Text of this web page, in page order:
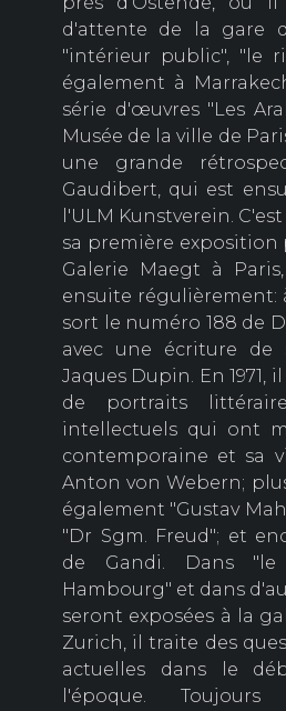
d'attente de la gare
"intérieur public", "le
également à
série d'œuvres "Les
Musée de la ville de
une grande
Gaudibert, qui est
l'ULM Kunstverein.
sa première exposition
Galerie Maegt à
ensuite régulièrement:
sort le numéro 188 de
avec une écriture de
Jaques Dupin. En 1971,
de portraits
intellectuels qui ont
contemporaine et sa
Anton von Webern;
également "Gustav
"Dr Sgm. Freud"; et
de Gandi. Dans "le
Hambourg" et dans
seront exposées à la
Zurich, il traite des
actuelles dans le
l'époque.